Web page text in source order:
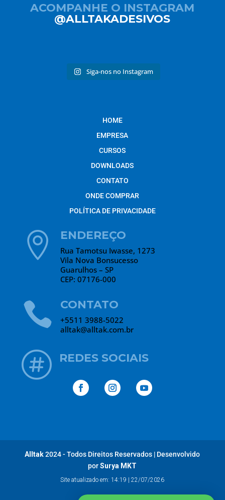
ACOMPANHE O INSTAGRAM
@ALLTAKADESIVOS
Siga-nos no Instagram
HOME
EMPRESA
CURSOS
DOWNLOADS
CONTATO
ONDE COMPRAR
POLÍTICA DE PRIVACIDADE
 ENDEREÇO
Rua Tamotsu Iwasse, 1273
Vila Nova Bonsucesso
Guarulhos – SP
CEP: 07176-000
 CONTATO
+5511 3988-5022
alltak@alltak.com.br
 REDES SOCIAIS
Alltak2024 - Todos Direitos Reservados | Desenvolvido
porSurya MKT
Site atualizado em: 14:19 | 22/07/2026